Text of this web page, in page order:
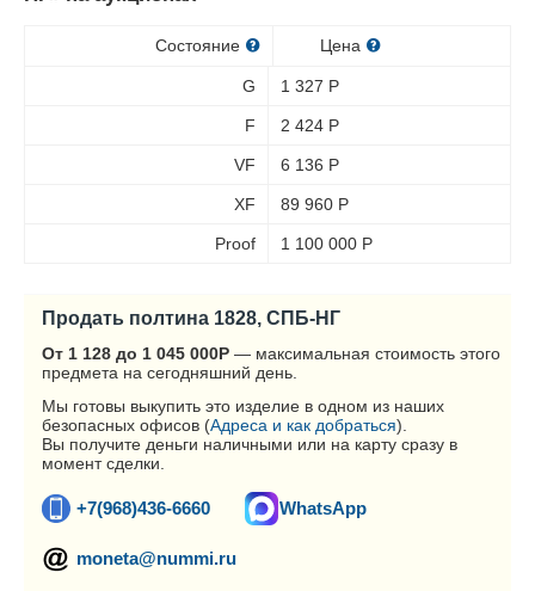
Состояние Цена
G 1 327 Р
F 2 424 Р
VF 6 136 Р
XF 89 960 Р
Proof 1 100 000 Р
Продать полтина 1828, СПБ-НГ
От 1 128 до 1 045 000Р — максимальная стоимость этого
предмета на сегодняшний день.
Мы готовы выкупить это изделие в одном из наших
безопасных офисов (Адреса и как добраться).
Вы получите деньги наличными или на карту сразу в
момент сделки.
+7(968)436-6660 WhatsApp
moneta@nummi.ru